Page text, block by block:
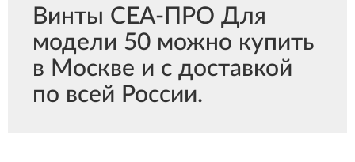
Винты СЕА-ПРО Для
модели 50 можно купить
в Москве и с доставкой
по всей России.